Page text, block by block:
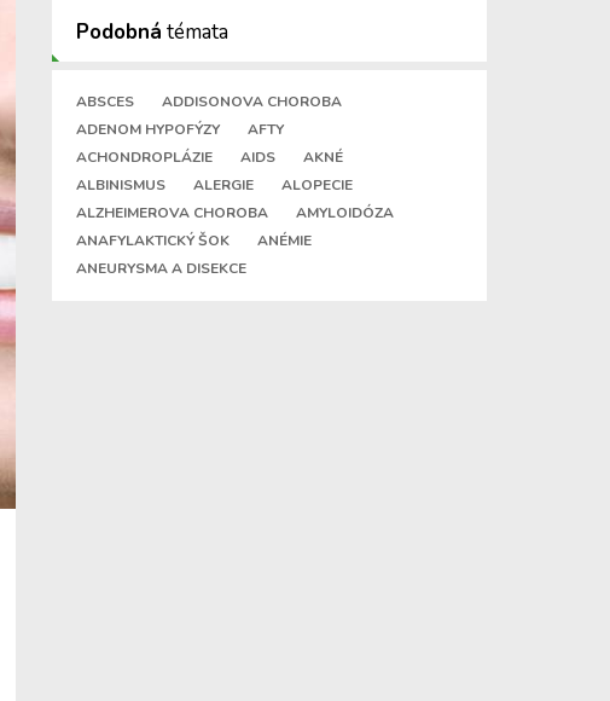
Podobná témata
ABSCES
ADDISONOVA CHOROBA
ADENOM HYPOFÝZY
AFTY
ACHONDROPLÁZIE
AIDS
AKNÉ
ALBINISMUS
ALERGIE
ALOPECIE
ALZHEIMEROVA CHOROBA
AMYLOIDÓZA
ANAFYLAKTICKÝ ŠOK
ANÉMIE
ANEURYSMA A DISEKCE